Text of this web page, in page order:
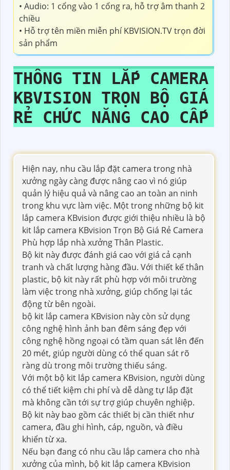
• Audio: 1 cổng vào 1 cổng ra, hỗ trợ âm thanh 2
chiều
• Hỗ trợ tên miền miễn phí KBVISION.TV trọn đời
sản phẩm
THÔNG TIN LẮP CAMERA
KBVISION TRỌN BỘ GIÁ
RẺ CHỨC NĂNG CAO CẤP
Hiện nay, nhu cầu lắp đặt camera trong nhà
xưởng ngày càng được nâng cao vì nó giúp
quản lý hiệu quả và nâng cao an toàn an ninh
trong khu vực làm việc. Một trong những bộ kit
lắp camera KBvision được giới thiệu nhiều là bộ
kit lắp camera KBvision Trọn Bộ Giá Rẻ Camera
Phù hợp lắp nhà xưởng Thân Plastic.
Bộ kit này được đánh giá cao với giá cả cạnh
tranh và chất lượng hàng đầu. Với thiết kế thân
plastic, bộ kit này rất phù hợp với môi trường
làm việc trong nhà xưởng, giúp chống lại tác
động từ bên ngoài.
bộ kit lắp camera KBvision này còn sử dụng
công nghệ hình ảnh ban đêm sáng đẹp với
công nghệ hồng ngoại có tầm quan sát lên đến
20 mét, giúp người dùng có thể quan sát rõ
ràng dù trong môi trường thiếu sáng.
Với một bộ kit lắp camera KBvision, người dùng
có thể tiết kiệm chi phí và dễ dàng tự lắp đặt
mà không cần tới sự trợ giúp chuyên nghiệp.
Bộ kit này bao gồm các thiết bị cần thiết như
camera, đầu ghi hình, cáp, nguồn, và điều
khiển từ xa.
Nếu bạn đang có nhu cầu lắp camera cho nhà
xưởng của mình, bộ kit lắp camera KBvision